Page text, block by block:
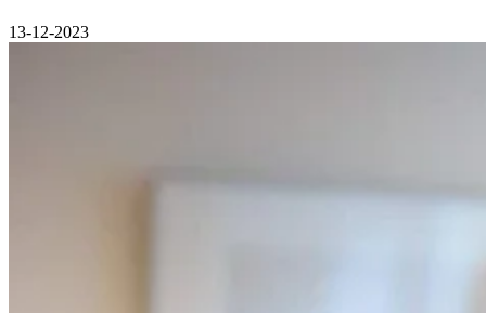
13-12-2023